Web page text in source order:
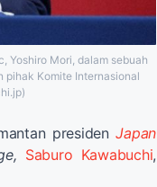
Yoshiro Mori, dalam sebuah
pihak Komite Internasional
presidenJapan
Saburo Kawabuchi,